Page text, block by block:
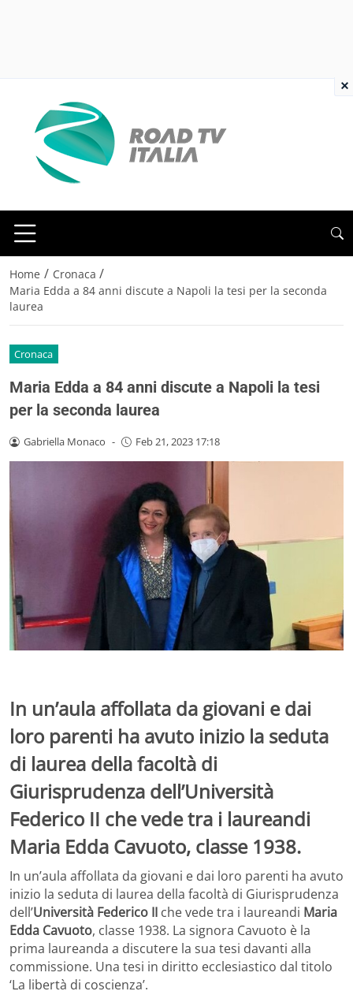
Home / Cronaca /
Maria Edda a 84 anni discute a Napoli la tesi per la seconda
laurea
Cronaca
Maria Edda a 84 anni discute a Napoli la tesi
per la seconda laurea
Gabriella Monaco - Feb 21, 2023 17:18
In un’aula affollata da giovani e dai
loro parenti ha avuto inizio la seduta
di laurea della facoltà di
Giurisprudenza dell’Università
Federico II che vede tra i laureandi
Maria Edda Cavuoto, classe 1938.
In un’aula affollata da giovani e dai loro parenti ha avuto
inizio la seduta di laurea della facoltà di Giurisprudenza
dell’Università Federico II che vede tra i laureandi Maria
Edda Cavuoto, classe 1938. La signora Cavuoto è la
prima laureanda a discutere la sua tesi davanti alla
commissione. Una tesi in diritto ecclesiastico dal titolo
‘La libertà di coscienza’.
×